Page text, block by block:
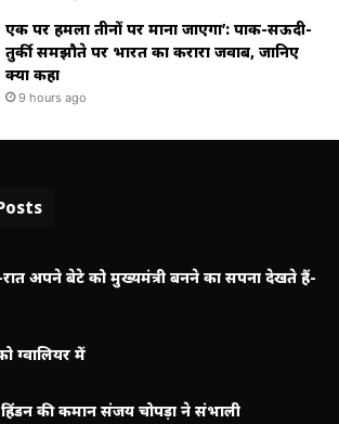
एक पर हमला तीनों पर माना जाएगा’: पाक-सऊदी-
तुर्की समझौते पर भारत का करारा जवाब, जानिए
क्या कहा
9 hours ago
रात अपने बेटे को मुख्यमंत्री बनने का सपना देखते हैं-
ग्वालियर में
की कमान संजय चोपड़ा ने संभाली